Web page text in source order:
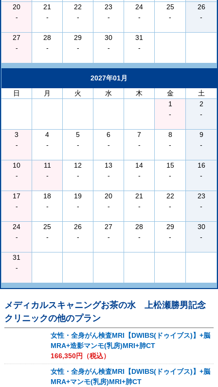
20
-
21
-
22
-
23
-
24
-
25
-
26
-
27
-
28
-
29
-
30
-
31
-
2027年01月
日
月 火 水 木 金
土
1
-
2
-
3
-
4
-
5
-
6
-
7
-
8
-
9
-
10
-
11
-
12
-
13
-
14
-
15
-
16
-
17
-
18
-
19
-
20
-
21
-
22
-
23
-
24
-
25
-
26
-
27
-
28
-
29
-
30
-
31
-
メディカルスキャニングお茶の水 上松瀬勝男記念
クリニックの他のプラン
女性・全身がん検査MRI【DWIBS(ドゥイブス)】+脳
MRA+造影マンモ(乳房)MRI+肺CT
166,350円（税込）
女性・全身がん検査MRI【DWIBS(ドゥイブス)】+脳
MRA+マンモ(乳房)MRI+肺CT